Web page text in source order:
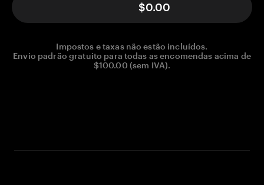
$0.00
Impostos e taxas não estão incluídos.
Envio padrão gratuito para todas as encomendas acima de
$100.00 (sem IVA).